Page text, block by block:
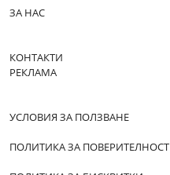
ЗА НАС
КОНТАКТИ
РЕКЛАМА
УСЛОВИЯ ЗА ПОЛЗВАНЕ
ПОЛИТИКА ЗА ПОВЕРИТЕЛНОСТ